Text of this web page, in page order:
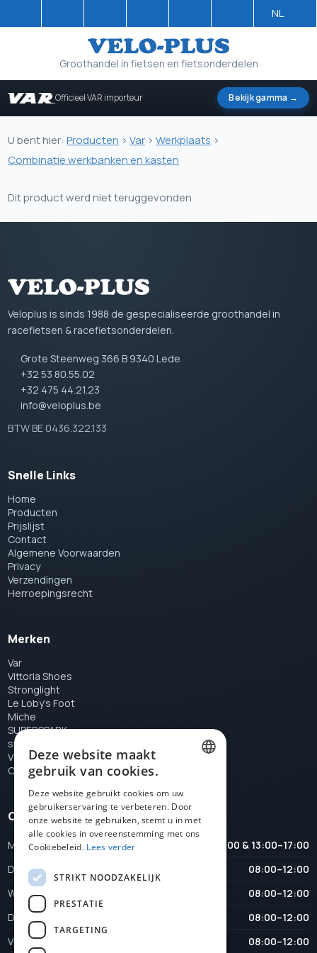
NL
Groothandel in fietsen en fietsonderdelen
Officieel VAR importeur Bekijk gamma →
U bent hier:Producten >Var >Werkplaats >
Combinatie werkbanken en kasten
Dit product werd niet teruggevonden
Veloplus is sinds 1988 de gespecialiseerde groothandel in
racefietsen & racefietsonderdelen.
Grote Steenweg 366 B 9340 Lede
+32 53 80.55.02
+32 475 44.21.23
info@veloplus.be
BTW BE 0436.322.133
Snelle Links
Home
Producten
Prijslijst
Contact
Algemene Voorwaarden
Privacy
Verzendingen
Herroepingsrecht
Merken
Var
Vittoria Shoes
Stronglight
Le Loby's Foot
Miche
SUPERSPARK
special tools
VELOX
Campagnolo
Openingstijden
Maandag
08:00–12:00 & 13:00–17:00
Dinsdag
08:00–12:00
Woensdag
08:00–12:00
Donderdag
08:00–12:00
Vrijdag
08:00–12:00
FRENCH
ENGLISH
Deze website maakt
gebruik van cookies.
Deze website gebruikt cookies om uw
gebruikerservaring te verbeteren. Door
onze website te gebruiken, stemt u in met
alle cookies in overeenstemming met ons
Cookiebeleid. Lees verder
STRIKT NOODZAKELIJK
PRESTATIE
TARGETING